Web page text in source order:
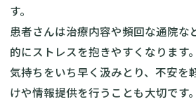
す。
患者さんは治療内容や頻回な通院な
的にストレスを抱きやすくなります
気持ちをいち早く汲みとり、不安を
けや情報提供を行うことも大切です。